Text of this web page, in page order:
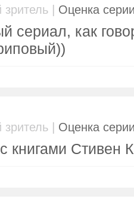
| Оценка
сериал, как
| Оценка
книгами Стивен